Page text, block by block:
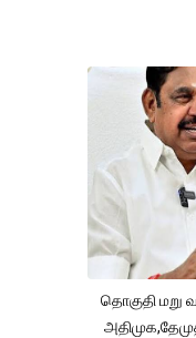
தொகுதி மறு